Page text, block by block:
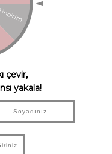
biyolojik çeşitliliğe ve
edilmesi,